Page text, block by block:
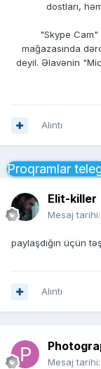
dostları,
"Skype
mağazasında
deyil. Əlavənin
Alıntı
Proqramlar
Elit-killer
Mesaj tarihi:
paylaşdığın üçün
Alıntı
Mesaj tarihi: